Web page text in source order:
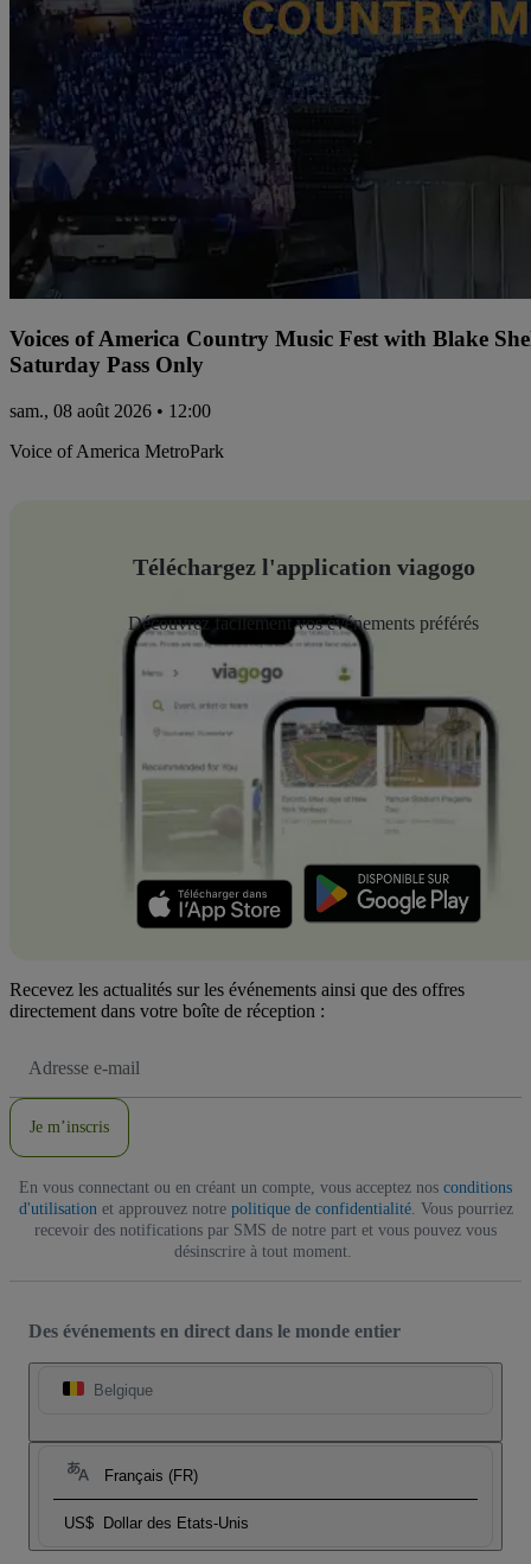
Voices of America Country Music Fest with Blake
Saturday Pass Only
sam., 08 août 2026 • 12:00
Voice of America MetroPark
Téléchargez l'application viagogo
Découvrez facilement vos événements préférés
Recevez les actualités sur les événements ainsi que des offres
directement dans votre boîte de réception :
e-
Je m’inscris
En vous connectant ou en créant un compte, vous acceptez nos conditions
d'utilisation et approuvez notre politique de confidentialité. Vous pourriez
recevoir des notifications par SMS de notre part et vous pouvez vous
désinscrire à tout moment.
Des événements en direct dans le monde entier
Belgique
Français (FR)
US$ Dollar des Etats-Unis